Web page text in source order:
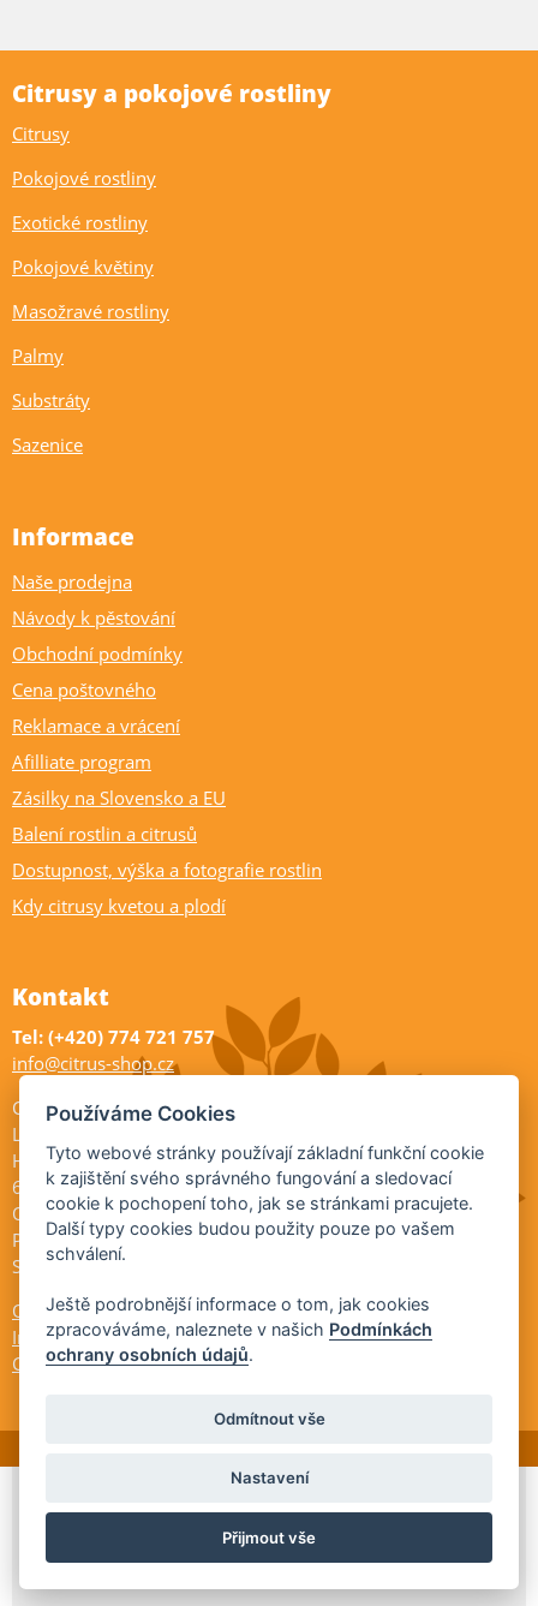
Citrusy a pokojové rostliny
Citrusy
Pokojové rostliny
Exotické rostliny
Pokojové květiny
Masožravé rostliny
Palmy
Substráty
Sazenice
Informace
Naše prodejna
Návody k pěstování
Obchodní podmínky
Cena poštovného
Reklamace a vrácení
Afilliate program
Zásilky na Slovensko a EU
Balení rostlin a citrusů
Dostupnost, výška a fotografie rostlin
Kdy citrusy kvetou a plodí
Kontakt
Tel: (+420) 774 721 757
info@citrus-shop.cz
Citrus shop zahradnictví
Legionářů 2
Hodonín
695 01
Otevřeno:
Po-Pá 9-17
So 9-11:30
Ochrana osobních údajů
Informace ÚKZÚZ
Cookies
© 2026 Citrus-shop.cz -Partnerský
program
Partner ID:
Používáme Cookies
Tyto webové stránky používají základní funkční cookie
k zajištění svého správného fungování a sledovací
cookie k pochopení toho, jak se stránkami pracujete.
Další typy cookies budou použity pouze po vašem
schválení.
Ještě podrobnější informace o tom, jak cookies
zpracováváme, naleznete v našich Podmínkách
ochrany osobních údajů.
Odmítnout vše
Nastavení
Přijmout vše